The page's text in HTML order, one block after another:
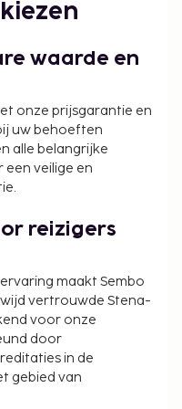
een buitenzwembad
een tuin.
de accommodatie te
inclusief
per
die de
die reizen met
jaar dienen bij het
en een
waarde en
onze prijsgarantie en
uw behoeften
alle belangrijke
veilige en
reizigers
maakt Sembo
vertrouwde Stena-
voor onze
door
in de
gebied van